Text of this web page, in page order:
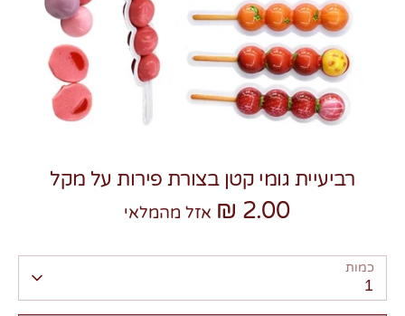
רביעיית גומי קטן בצורת פירות על מקל
2.00 ₪ אזל מהמלאי
כמות
1